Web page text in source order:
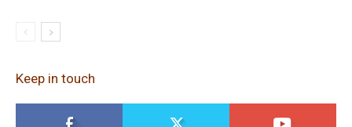
Keep in touch